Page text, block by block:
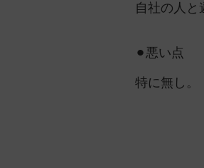
自社の人と
⚫︎悪い点
特に無し。